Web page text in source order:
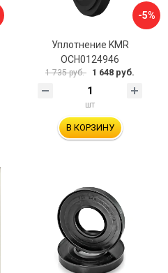
-5%
Уплотнение KMR
ОСН0124946
1 735 руб. 1 648 руб.
шт
В КОРЗИНУ